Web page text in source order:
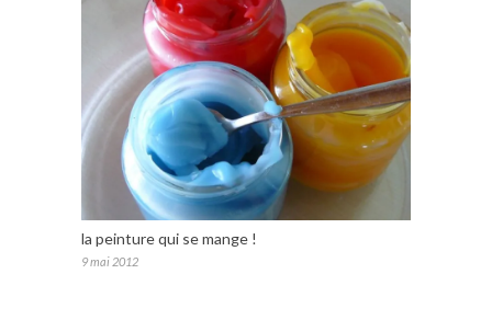
la peinture qui se mange !
9 mai 2012